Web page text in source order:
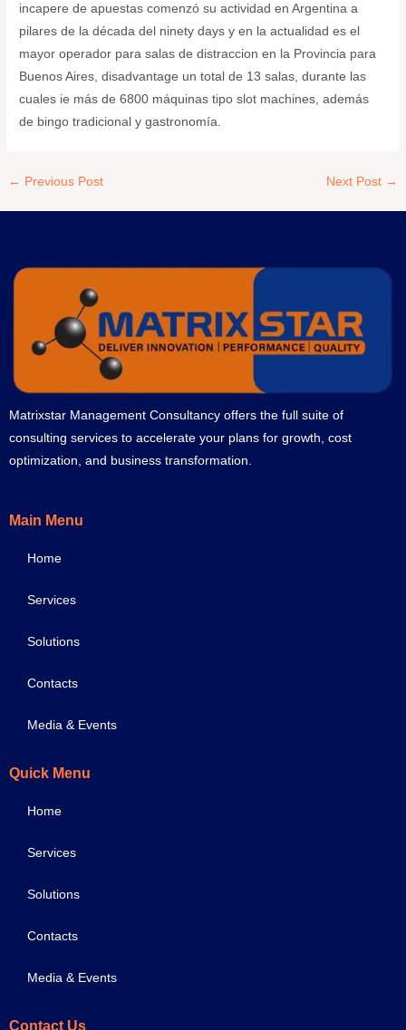
incapere de apuestas comenzó su actividad en Argentina a
pilares de la década del ninety days y en la actualidad es el
mayor operador para salas de distraccion en la Provincia para
Buenos Aires, disadvantage un total de 13 salas, durante las
cuales ie más de 6800 máquinas tipo slot machines, además
de bingo tradicional y gastronomía.
← Previous Post Next Post →
Matrixstar Management Consultancy offers the full suite of
consulting services to accelerate your plans for growth, cost
optimization, and business transformation.
Main Menu
Home
Services
Solutions
Contacts
Media & Events
Quick Menu
Home
Services
Solutions
Contacts
Media & Events
Contact Us